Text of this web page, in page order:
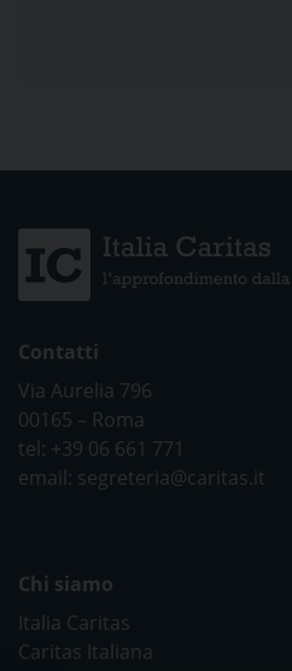
Contatti
Via Aurelia 796
00165 – Roma
tel: +39 06 661 771
email: segreteria@caritas.it
Chi siamo
Italia Caritas
Caritas Italiana